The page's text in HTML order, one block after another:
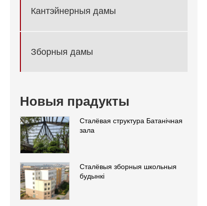
Кантэйнерныя дамы
Зборныя дамы
Новыя прадукты
Сталёвая структура Батанічная
зала
Сталёвыя зборныя школьныя
будынкі